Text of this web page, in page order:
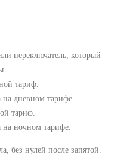
переключатель, который
тариф.
дневном тарифе.
тариф.
на ночном тарифе.
без нулей после запятой.